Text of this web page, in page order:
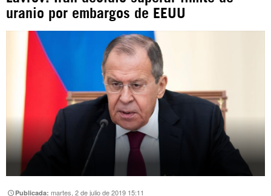
https://urmedium.com/c/hispantv
Instagram como: hispan_tv
uranio por embargos de EEUU
Publicada:martes, 2 de julio de 2019 15:11